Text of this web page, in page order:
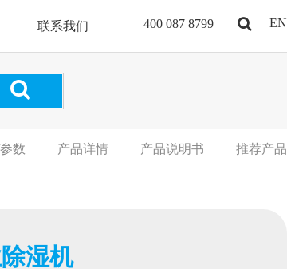
联系我们 400 087 8799 EN
数 产品详情 产品说明书 推荐产品
湿机